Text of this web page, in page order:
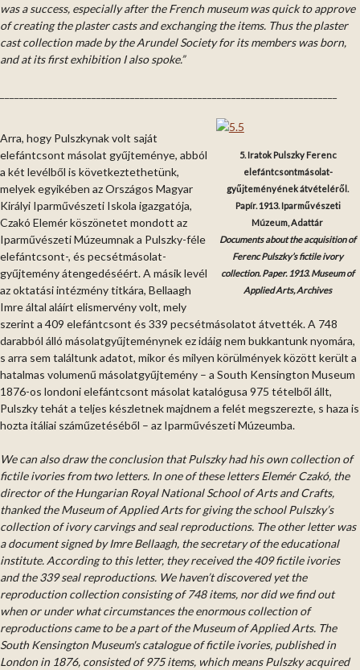
was a success, especially after the French museum was quick to approve
of creating the plaster casts and exchanging the items. Thus the plaster
cast collection made by the Arundel Society for its members was born,
and at its first exhibition I also spoke.”
5. Iratok Pulszky Ferenc
elefántcsontmásolat-
gyűjteményének átvételéről.
Papír. 1913. Iparművészeti
Múzeum, Adattár
Documents about the acquisition of
Ferenc Pulszky’s fictile ivory
collection. Paper. 1913. Museum of
Applied Arts, Archives
Arra, hogy Pulszkynak volt saját
elefántcsont másolat gyűjteménye, abból
a két levélből is következtethetünk,
melyek egyikében az Országos Magyar
Királyi Iparművészeti Iskola igazgatója,
Czakó Elemér köszönetet mondott az
Iparművészeti Múzeumnak a Pulszky-féle
elefántcsont-, és pecsétmásolat-
gyűjtemény átengedéséért. A másik levél
az oktatási intézmény titkára, Bellaagh
Imre által aláírt elismervény volt, mely
szerint a 409 elefántcsont és 339 pecsétmásolatot átvették. A 748
darabból álló másolatgyűjteménynek ez idáig nem bukkantunk nyomára,
s arra sem találtunk adatot, mikor és milyen körülmények között került a
hatalmas volumenű másolatgyűjtemény – a South Kensington Museum
1876-os londoni elefántcsont másolat katalógusa 975 tételből állt,
Pulszky tehát a teljes készletnek majdnem a felét megszerezte, s haza is
hozta itáliai száműzetéséből – az Iparművészeti Múzeumba.
We can also draw the conclusion that Pulszky had his own collection of
fictile ivories from two letters. In one of these letters Elemér Czakó, the
director of the Hungarian Royal National School of Arts and Crafts,
thanked the Museum of Applied Arts for giving the school Pulszky’s
collection of ivory carvings and seal reproductions. The other letter was
a document signed by Imre Bellaagh, the secretary of the educational
institute. According to this letter, they received the 409 fictile ivories
and the 339 seal reproductions. We haven’t discovered yet the
reproduction collection consisting of 748 items, nor did we find out
when or under what circumstances the enormous collection of
reproductions came to be a part of the Museum of Applied Arts. The
South Kensington Museum's catalogue of fictile ivories, published in
London in 1876, consisted of 975 items, which means Pulszky acquired